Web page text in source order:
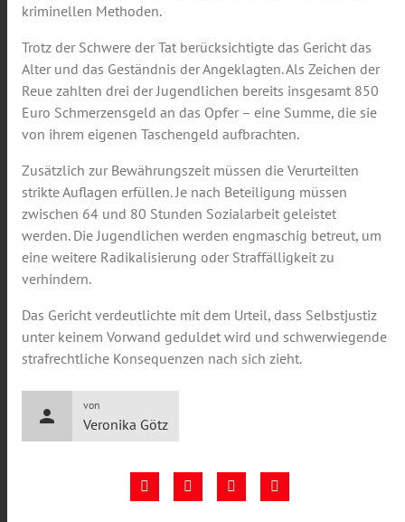
kriminellen Methoden.
Trotz der Schwere der Tat berücksichtigte das Gericht das
Alter und das Geständnis der Angeklagten. Als Zeichen der
Reue zahlten drei der Jugendlichen bereits insgesamt 850
Euro Schmerzensgeld an das Opfer – eine Summe, die sie
von ihrem eigenen Taschengeld aufbrachten.
Zusätzlich zur Bewährungszeit müssen die Verurteilten
strikte Auflagen erfüllen. Je nach Beteiligung müssen
zwischen 64 und 80 Stunden Sozialarbeit geleistet
werden. Die Jugendlichen werden engmaschig betreut, um
eine weitere Radikalisierung oder Straffälligkeit zu
verhindern.
Das Gericht verdeutlichte mit dem Urteil, dass Selbstjustiz
unter keinem Vorwand geduldet wird und schwerwiegende
strafrechtliche Konsequenzen nach sich zieht.
person
von
Veronika Götz